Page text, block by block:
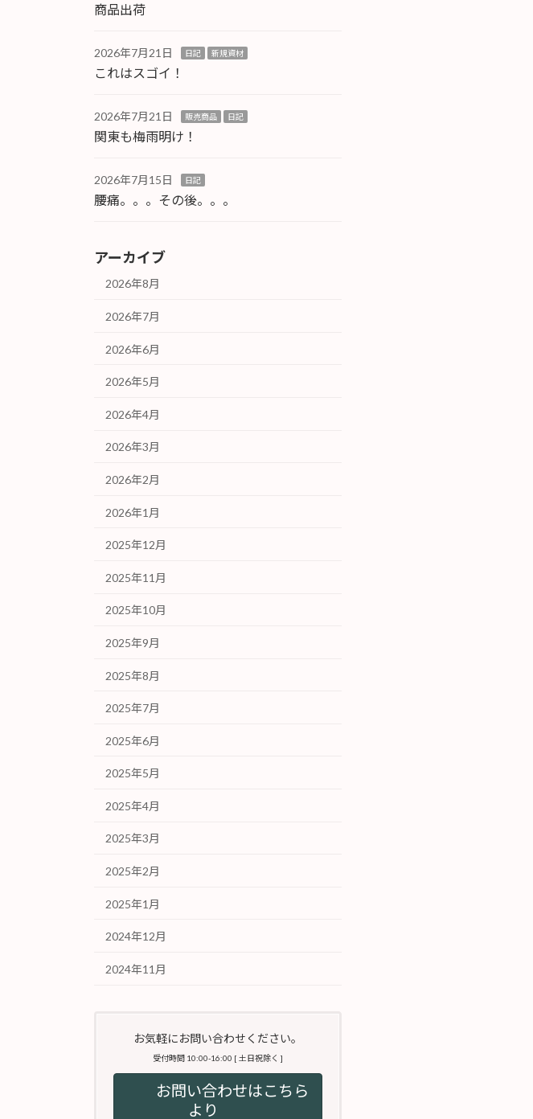
商品出荷
2026年7月21日 日記 新規資材
これはスゴイ！
2026年7月21日 販売商品 日記
関東も梅雨明け！
2026年7月15日 日記
腰痛。。。その後。。。
アーカイブ
2026年8月
2026年7月
2026年6月
2026年5月
2026年4月
2026年3月
2026年2月
2026年1月
2025年12月
2025年11月
2025年10月
2025年9月
2025年8月
2025年7月
2025年6月
2025年5月
2025年4月
2025年3月
2025年2月
2025年1月
2024年12月
2024年11月
お気軽にお問い合わせください。
受付時間 10:00-16:00 [ 土日祝除く ]
お問い合わせはこちら
より